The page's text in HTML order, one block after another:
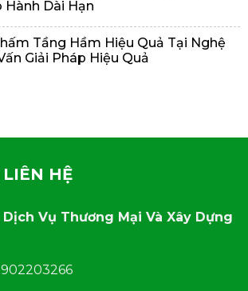
Hành Dài Hạn
Tầng Hầm Hiệu Quả Tại Nghệ
Giải Pháp Hiệu Quả
HỆ
Dịch Vụ Thương Mại Và Xây Dựng